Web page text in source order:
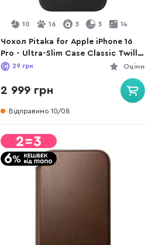
10 16 3 3 14
Чохол Pitaka for Apple iPhone 16
Pro - Ultra-Slim Case Classic Twill
600D Black/Grey (KI1601PA)
Оціни
29 грн
2 999 грн
Відправимо 10/08